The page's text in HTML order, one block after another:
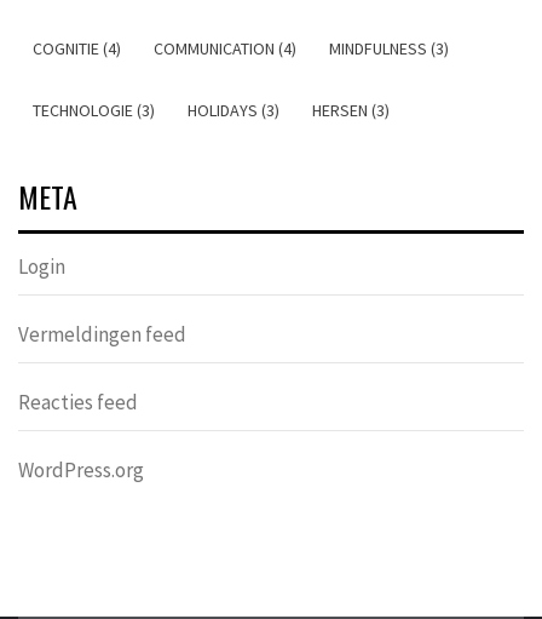
COGNITIE (4) COMMUNICATION (4) MINDFULNESS (3)
TECHNOLOGIE (3) HOLIDAYS (3) HERSEN (3)
META
Login
Vermeldingen feed
Reacties feed
WordPress.org